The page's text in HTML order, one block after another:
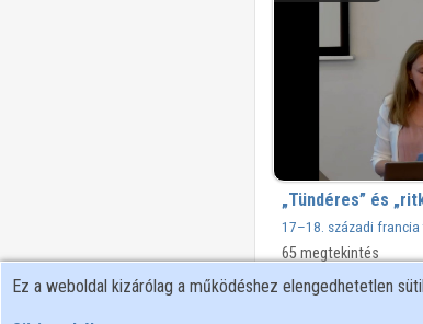
„Tündéres” és
17–18. századi
65 megtekintés
Ez a weboldal kizárólag a működéshez elengedhetetlen